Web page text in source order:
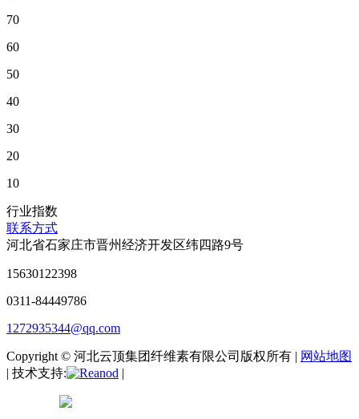
70
60
50
40
30
20
10
行业指数
联系方式
河北省石家庄市晋州经济开发区纬四路9号
15630122398
0311-84449786
1272935344@qq.com
Copyright © 河北云顶集团纤维素有限公司版权所有 | 网站地图
| 技术支持:
|